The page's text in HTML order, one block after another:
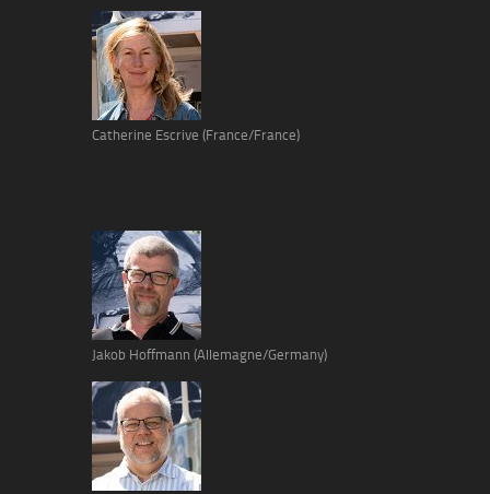
Catherine Escrive (France/France)
Jakob Hoffmann (Allemagne/Germany)